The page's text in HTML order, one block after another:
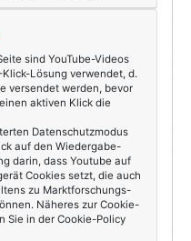
sind YouTube-Videos
Lösung verwendet, d.
versendet werden, bevor
aktiven Klick die
Datenschutzmodus
auf den Wiedergabe-
darin, dass Youtube auf
Cookies setzt, die auch
zu Marktforschungs-
Näheres zur Cookie-
Sie in der Cookie-Policy